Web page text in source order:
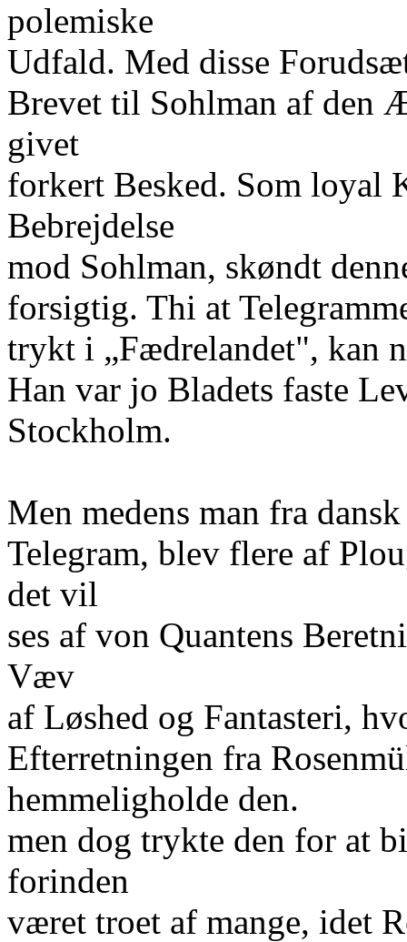
polemiske
Udfald. Med disse
Brevet til Sohlman af den
givet
forkert Besked. Som loyal
Bebrejdelse
mod Sohlman, skøndt
forsigtig. Thi at
trykt i „Fædrelandet", kan
Han var jo Bladets faste
Stockholm.
Men medens man fra
Telegram, blev flere af
det vil
ses af von Quantens
Væv
af Løshed og Fantasteri,
Efterretningen fra
hemmeligholde den.
men dog trykte den for at
forinden
været troet af mange, idet